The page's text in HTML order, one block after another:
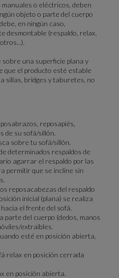
o eléctricos, deben
objeto o parte del cuerpo
en ningún caso,
desmontable (respaldo, relax,
una superficie plana y
que el producto esté estable
sillas, bridges y taburetes, no
reposapiés,
de su sofá/sillón.
sobre tu sofá/sillón.
determinados respaldos de
agarrar el respaldo por las
permitir que se incline sin
reposacabezas del respaldo
inicial (plana) se realiza
el frente del sofá.
del cuerpo (dedos, manos
extraíbles.
esté en posición abierta,
relax en posición cerrada
en posición abierta.